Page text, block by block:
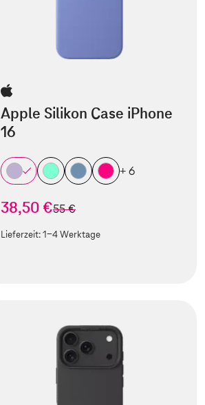
Apple Silikon Case iPhone
16
+ 6
38,50 €statt
55 €
Lieferzeit:1-4 Werktage